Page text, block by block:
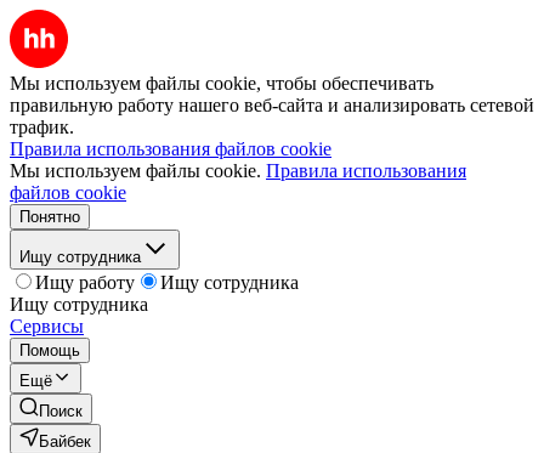
Мы используем файлы cookie, чтобы обеспечивать
правильную работу нашего веб-сайта и анализировать сетевой
трафик.
Правила использования файлов cookie
Мы используем файлы cookie. Правила использования
файлов cookie
Понятно
Ищу сотрудника
Ищу работу
Ищу сотрудника
Ищу сотрудника
Сервисы
Помощь
Ещё
Поиск
Байбек